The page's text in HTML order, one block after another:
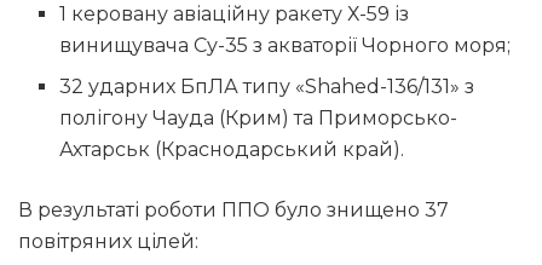
1 керовану авіаційну ракету Х-59 із
винищувача Су-35 з акваторії Чорного моря;
32 ударних БпЛА типу «Shahed-136/131» з
полігону Чауда (Крим) та Приморсько-
Ахтарськ (Краснодарський край).
В результаті роботи ППО було знищено 37
повітряних цілей: